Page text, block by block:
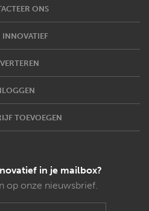
ONS
INNOVATIEF
TOEVOEGEN
in je mailbox?
op onze nieuwsbrief.